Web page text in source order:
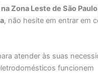
Zona Leste de São
, não hesite em entrar em
atender às suas
funcionem